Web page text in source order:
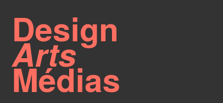
Design
Arts
Médias